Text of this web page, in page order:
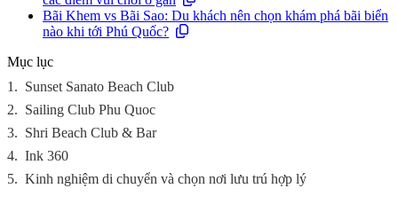
Bãi Khem vs Bãi Sao: Du khách nên chọn khám phá bãi biển
nào khi tới Phú Quốc?
Mục lục
1. Sunset Sanato Beach Club
2. Sailing Club Phu Quoc
3. Shri Beach Club & Bar
4. Ink 360
5. Kinh nghiệm di chuyển và chọn nơi lưu trú hợp lý